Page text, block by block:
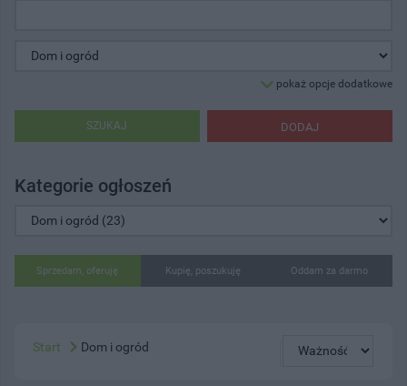
pokaż opcje dodatkowe
DODAJ
SZUKAJ
Kategorie ogłoszeń
Sprzedam, oferuję Kupię, poszukuję Oddam za darmo
Start Dom i ogród